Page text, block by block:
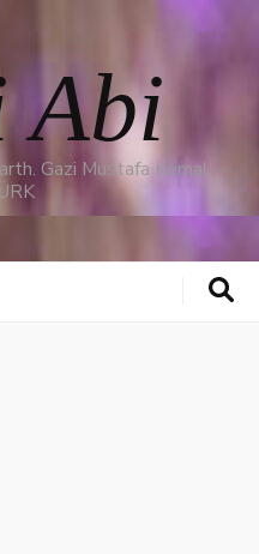
Abi
Gazi Mustafa Kemal